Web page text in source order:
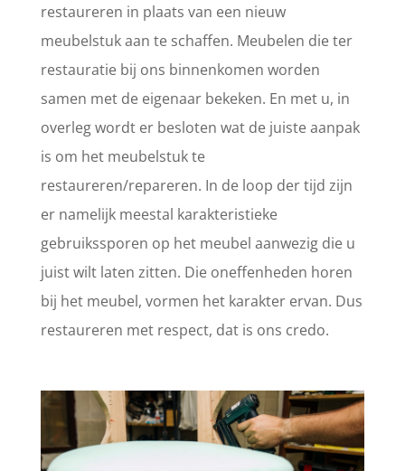
restaureren in plaats van een nieuw
meubelstuk aan te schaffen. Meubelen die ter
restauratie bij ons binnenkomen worden
samen met de eigenaar bekeken. En met u, in
overleg wordt er besloten wat de juiste aanpak
is om het meubelstuk te
restaureren/repareren. In de loop der tijd zijn
er namelijk meestal karakteristieke
gebruikssporen op het meubel aanwezig die u
juist wilt laten zitten. Die oneffenheden horen
bij het meubel, vormen het karakter ervan. Dus
restaureren met respect, dat is ons credo.